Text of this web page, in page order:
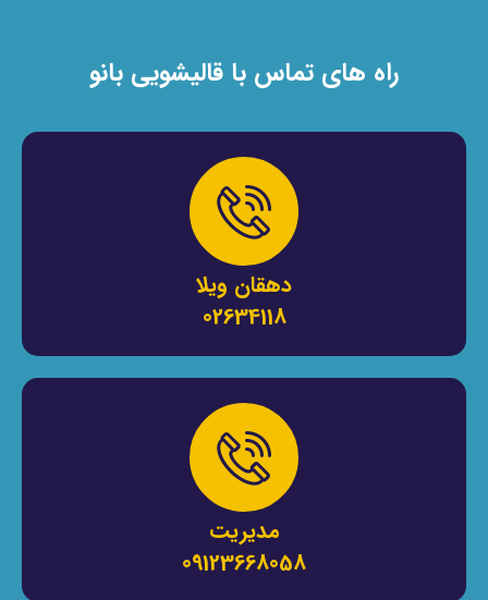
راه های تماس با قالیشویی بانو
دهقان ویلا
02634118
مدیریت
09123668058